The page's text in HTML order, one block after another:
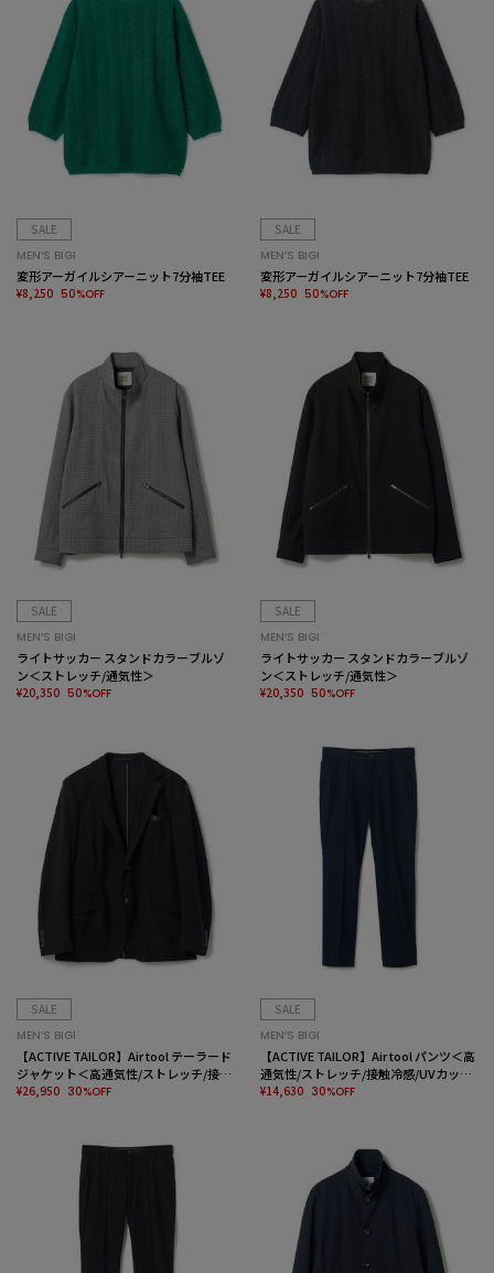
SALE
MEN’S BIGI
変形アーガイルシアーニット7分袖TEE
¥8,250 50%OFF
SALE
MEN’S BIGI
変形アーガイルシアーニット7分袖TEE
¥8,250 50%OFF
SALE
MEN’S BIGI
ライトサッカー スタンドカラーブルゾ
ン＜ストレッチ/通気性＞
¥20,350 50%OFF
SALE
MEN’S BIGI
ライトサッカー スタンドカラーブルゾ
ン＜ストレッチ/通気性＞
¥20,350 50%OFF
SALE
MEN’S BIGI
【ACTIVE TAILOR】Air tool テーラード
ジャケット＜高通気性/ストレッチ/接触
冷感/UVカット/防シワ＞
¥26,950 30%OFF
SALE
MEN’S BIGI
【ACTIVE TAILOR】Air tool パンツ＜高
通気性/ストレッチ/接触冷感/UVカット/
防シワ＞
¥14,630 30%OFF